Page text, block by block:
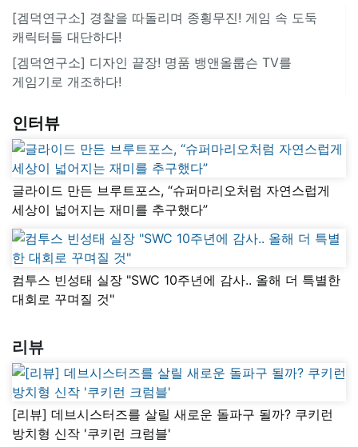
[겜덕연구소] 경찰을 따돌리며 종횡무진! 게임 속 도둑
캐릭터들 대단하다!
[겜덕연구소] 디자인 끝장! 명품 뱅앤올룹슨 TV를
게임기로 개조하다!
인터뷰
글라이드 만든 브루트포스, “슈퍼마리오처럼 자연스럽게
세상이 넓어지는 재미를 추구했다”
컴투스 빈성태 실장 "SWC 10주년에 감사.. 올해 더 특별한
대회로 꾸며질 것"
리뷰
[리뷰] 데브시스터즈를 살릴 새로운 돌파구 될까? 쿠키런
방치형 신작 '쿠키런 크럼블'